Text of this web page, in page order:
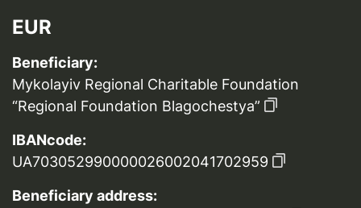
EUR
Beneficiary:
Mykolayiv Regional Charitable Foundation
“Regional Foundation Blagochestya”
IBANcode:
UA703052990000026002041702959
Beneficiary address: